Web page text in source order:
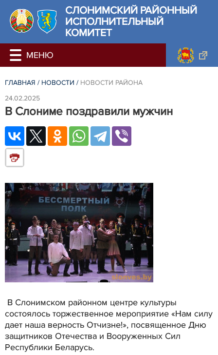
СЛОНИМСКИЙ РАЙОННЫЙ
ИСПОЛНИТЕЛЬНЫЙ
КОМИТЕТ
ГЛАВНАЯ / НОВОСТИ / НОВОСТИ РАЙОНА
24.02.2025
В Слониме поздравили мужчин
В Слонимском районном центре культуры
состоялось торжественное мероприятие «Нам силу
дает наша верность Отчизне!», посвященное Дню
защитников Отечества и Вооруженных Сил
Республики Беларусь.